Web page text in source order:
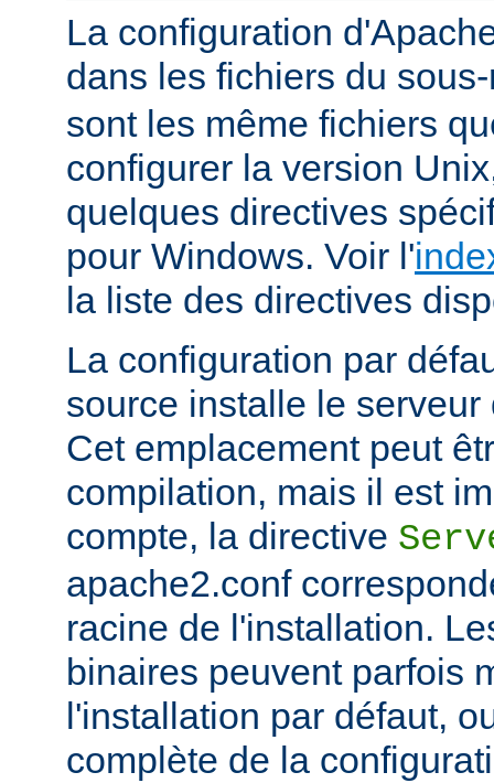
La configuration
dans les fichiers du
sont les même fichiers
configurer la version
quelques directives
pour Windows. Voir l'
la liste des directives
La configuration par
source installe le
Cet emplacement peut
compilation, mais il est
compte, la directive
apache2.conf
racine de l'installation.
binaires peuvent parfois
l'installation par défaut,
complète de la